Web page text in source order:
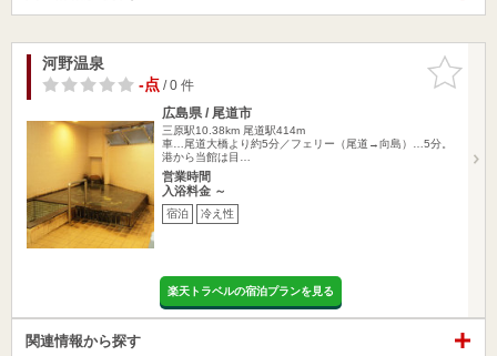
お気に入
りに追加
河野温泉
-点/ 0 件
広島県 / 尾道市
三原駅10.38km 尾道駅414m
車…尾道大橋より約5分／フェリー（尾道→向島）…5分。
港から当館は目…
営業時間
入浴料金 ～
宿泊 冷え性
楽天トラベルの宿泊プランを見る
関連情報から探す